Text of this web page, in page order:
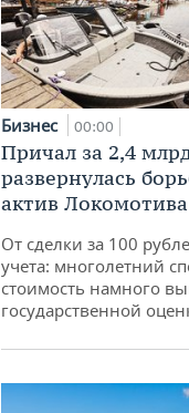
Бизнес 00:00
Причал за 2,4
развернулась
актив Локомотива
От сделки за 100
учета: многолетний
стоимость намного
государственной